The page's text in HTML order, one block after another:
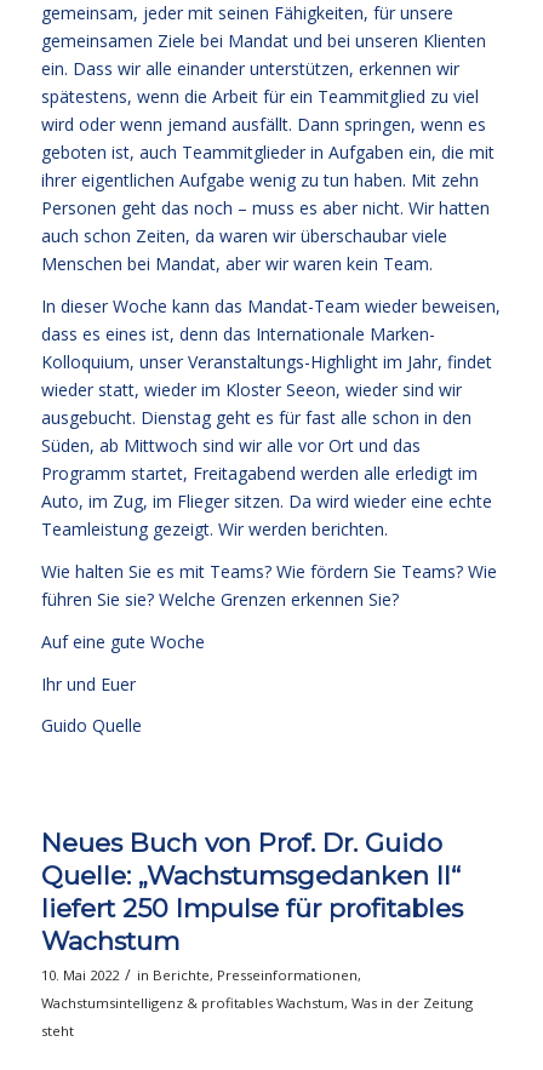
gemeinsam, jeder mit seinen Fähigkeiten, für unsere
gemeinsamen Ziele bei Mandat und bei unseren Klienten
ein. Dass wir alle einander unterstützen, erkennen wir
spätestens, wenn die Arbeit für ein Teammitglied zu viel
wird oder wenn jemand ausfällt. Dann springen, wenn es
geboten ist, auch Teammitglieder in Aufgaben ein, die mit
ihrer eigentlichen Aufgabe wenig zu tun haben. Mit zehn
Personen geht das noch – muss es aber nicht. Wir hatten
auch schon Zeiten, da waren wir überschaubar viele
Menschen bei Mandat, aber wir waren kein Team.
In dieser Woche kann das Mandat-Team wieder beweisen,
dass es eines ist, denn das Internationale Marken-
Kolloquium, unser Veranstaltungs-Highlight im Jahr, findet
wieder statt, wieder im Kloster Seeon, wieder sind wir
ausgebucht. Dienstag geht es für fast alle schon in den
Süden, ab Mittwoch sind wir alle vor Ort und das
Programm startet, Freitagabend werden alle erledigt im
Auto, im Zug, im Flieger sitzen. Da wird wieder eine echte
Teamleistung gezeigt. Wir werden berichten.
Wie halten Sie es mit Teams? Wie fördern Sie Teams? Wie
führen Sie sie? Welche Grenzen erkennen Sie?
Auf eine gute Woche
Ihr und Euer
Guido Quelle
Neues Buch von Prof. Dr. Guido
Quelle: „Wachstumsgedanken II“
liefert 250 Impulse für profitables
Wachstum
10. Mai 2022 / in Berichte, Presseinformationen,
Wachstumsintelligenz & profitables Wachstum, Was in der Zeitung
steht